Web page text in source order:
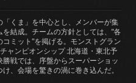
「くま」を中心とし、メンバーが集
を結成。チームの方針としては、"各
コミット"を掲げる。モンストグラン
ャンピオンシップ 北海道・東北予
勝戦では、序盤からスーパーショッ
け、会場を驚きの渦に巻き込んだ。